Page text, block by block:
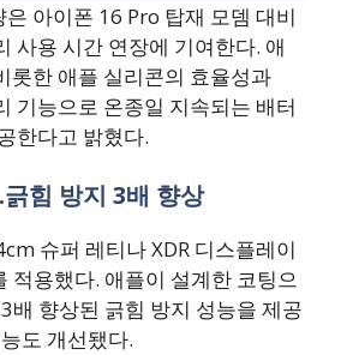
아이폰 16 Pro 탑재 모뎀 대비
사용 시간 연장에 기여한다. 애
롯한 애플 실리콘의 효율성과
기능으로 온종일 지속되는 배터
한다고 밝혔다.
힘 방지 3배 향상
슈퍼 레티나 XDR 디스플레이
적용했다. 애플이 설계한 코팅으
배 향상된 긁힘 방지 성능을 제공
도 개선됐다.